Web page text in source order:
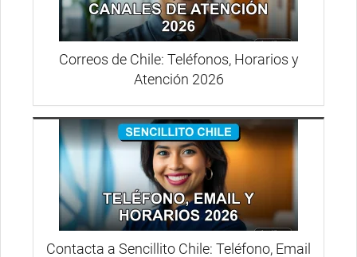
Correos de Chile: Teléfonos, Horarios y
Atención 2026
Contacta a Sencillito Chile: Teléfono, Email